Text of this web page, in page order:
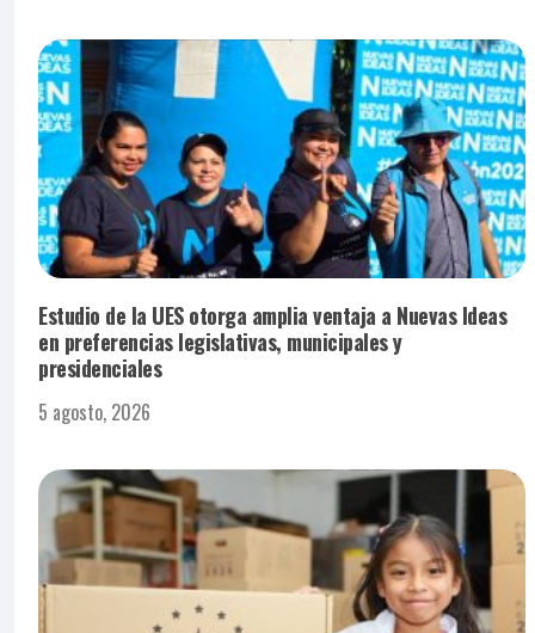
Estudio de la UES otorga amplia ventaja a Nuevas Ideas
en preferencias legislativas, municipales y
presidenciales
5 agosto, 2026